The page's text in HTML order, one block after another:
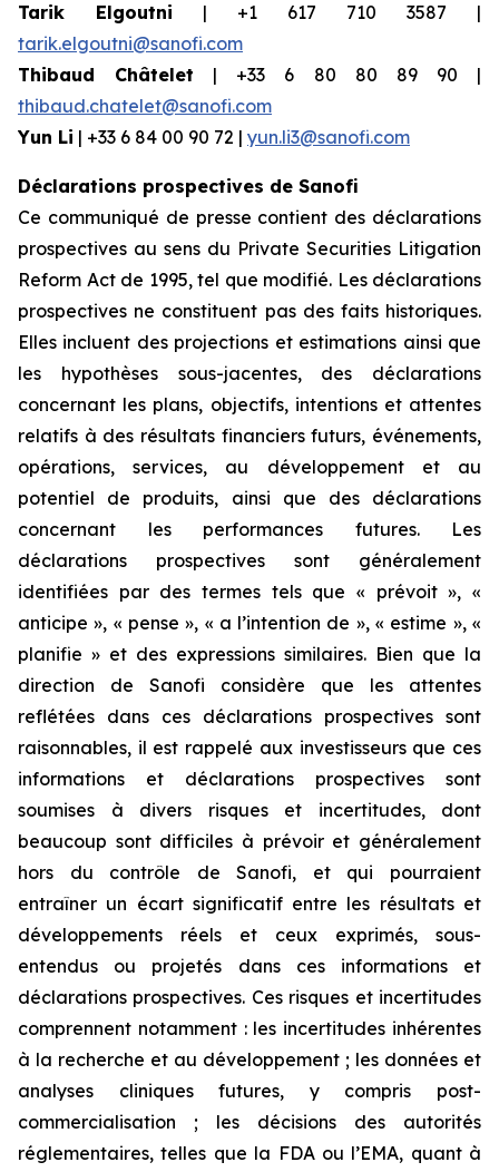
Tarik Elgoutni | +1 617 710 3587 |
tarik.elgoutni@sanofi.com
Thibaud Châtelet | +33 6 80 80 89 90 |
thibaud.chatelet@sanofi.com
Yun Li | +33 6 84 00 90 72 | yun.li3@sanofi.com
Déclarations prospectives de Sanofi
Ce communiqué de presse contient des déclarations
prospectives au sens du Private Securities Litigation
Reform Act de 1995, tel que modifié. Les déclarations
prospectives ne constituent pas des faits historiques.
Elles incluent des projections et estimations ainsi que
les hypothèses sous-jacentes, des déclarations
concernant les plans, objectifs, intentions et attentes
relatifs à des résultats financiers futurs, événements,
opérations, services, au développement et au
potentiel de produits, ainsi que des déclarations
concernant les performances futures. Les
déclarations prospectives sont généralement
identifiées par des termes tels que « prévoit », «
anticipe », « pense », « a l’intention de », « estime », «
planifie » et des expressions similaires. Bien que la
direction de Sanofi considère que les attentes
reflétées dans ces déclarations prospectives sont
raisonnables, il est rappelé aux investisseurs que ces
informations et déclarations prospectives sont
soumises à divers risques et incertitudes, dont
beaucoup sont difficiles à prévoir et généralement
hors du contrôle de Sanofi, et qui pourraient
entraîner un écart significatif entre les résultats et
développements réels et ceux exprimés, sous-
entendus ou projetés dans ces informations et
déclarations prospectives. Ces risques et incertitudes
comprennent notamment : les incertitudes inhérentes
à la recherche et au développement ; les données et
analyses cliniques futures, y compris post-
commercialisation ; les décisions des autorités
réglementaires, telles que la FDA ou l’EMA, quant à